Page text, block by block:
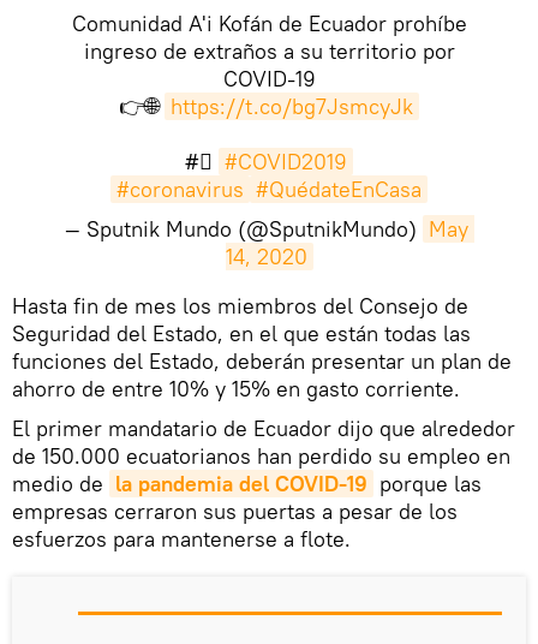
Comunidad A'i Kofán de Ecuador prohíbe
ingreso de extraños a su territorio por
COVID-19
👉🌐 https://t.co/bg7JsmcyJk
#⃣ #COVID2019
#coronavirus #QuédateEnCasa
— Sputnik Mundo (@SputnikMundo) May
14, 2020
​Hasta fin de mes los miembros del Consejo de
Seguridad del Estado, en el que están todas las
funciones del Estado, deberán presentar un plan de
ahorro de entre 10% y 15% en gasto corriente.
El primer mandatario de Ecuador dijo que alrededor
de 150.000 ecuatorianos han perdido su empleo en
medio de la pandemia del COVID-19 porque las
empresas cerraron sus puertas a pesar de los
esfuerzos para mantenerse a flote.